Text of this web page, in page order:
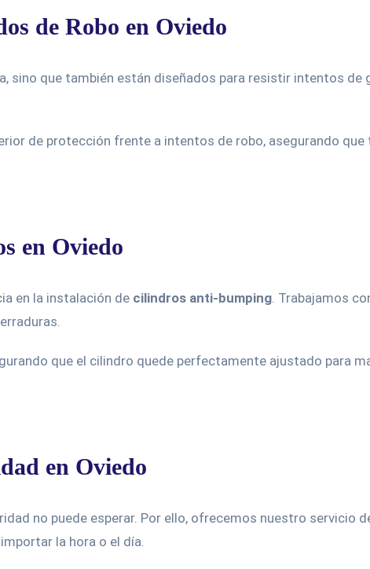
de Robo en Oviedo
sino que también están diseñados para resistir intentos de
de protección frente a intentos de robo, asegurando
en Oviedo
en la instalación de cilindros anti-bumping. Trabajamos
que el cilindro quede perfectamente ajustado para
en Oviedo
no puede esperar. Por ello, ofrecemos nuestro servicio
la hora o el día.